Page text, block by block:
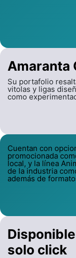
Amaranta
Su portafolio
vitolas y ligas
como
Cuentan con
promocionada
local, y la línea
de la industria
además de
solo click